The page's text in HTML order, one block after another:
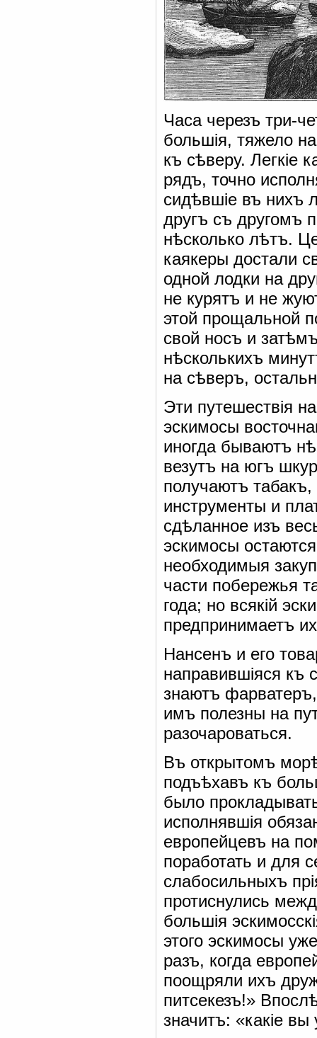
Часа черезъ три-
большія, тяжело
къ сѣверу. Легкіе
рядъ, точно
сидѣвшіе въ нихъ
другъ съ другомъ
нѣсколько лѣтъ.
каякеры достали
одной лодки на
не курятъ и не
этой прощальной
свой носъ и
нѣсколькихъ
на сѣверъ,
Эти путешествія
эскимосы
иногда бываютъ
везутъ на югъ
получаютъ
инструменты и
сдѣланное изъ
эскимосы
необходимыя
части побережья
года; но всякій
предпринимаетъ
Нансенъ и его
направившіяся къ
знаютъ
имъ полезны на
разочароваться.
Въ открытомъ
подъѣхавъ къ
было
исполнявшія
европейцевъ на
поработать и для
слабосильныхъ
протиснулись
большія
этого эскимосы
разъ, когда
поощряли ихъ
питсекезъ!»
значитъ: «какіе